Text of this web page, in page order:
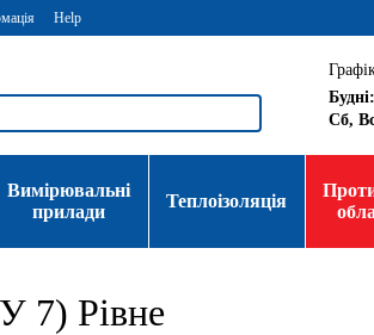
Help
Будні:
Сб,
Вимірювальні
прилади
Теплоізоляція
7) Рівне